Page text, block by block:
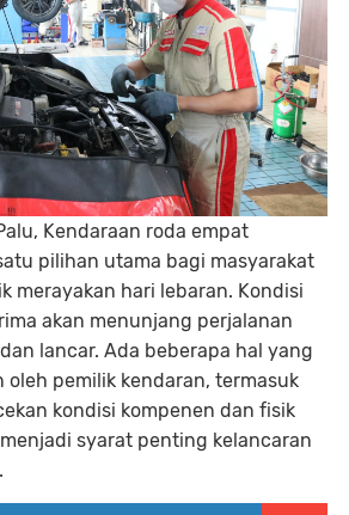
Kendaraan roda empat
pilihan utama bagi masyarakat
merayakan hari lebaran. Kondisi
akan menunjang perjalanan
lancar. Ada beberapa hal yang
oleh pemilik kendaran, termasuk
kondisi kompenen dan fisik
syarat penting kelancaran